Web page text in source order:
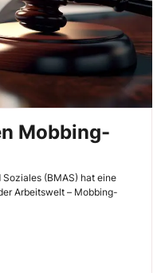
Mobbing-
(BMAS) hat eine
Arbeitswelt – Mobbing-